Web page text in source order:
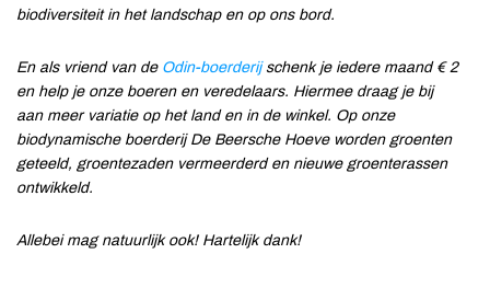
biodiversiteit in het landschap en op ons bord.
En als vriend van de Odin-boerderij schenk je iedere maand € 2
en help je onze boeren en veredelaars. Hiermee draag je bij
aan meer variatie op het land en in de winkel. Op onze
biodynamische boerderij De Beersche Hoeve worden groenten
geteeld, groentezaden vermeerderd en nieuwe groenterassen
ontwikkeld.
Allebei mag natuurlijk ook! Hartelijk dank!